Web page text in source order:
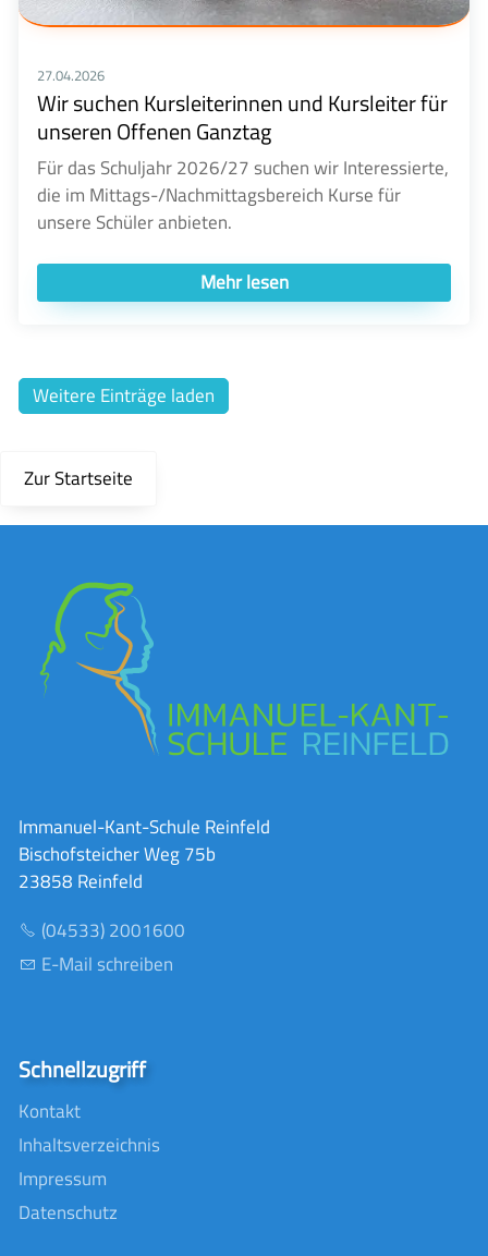
27.04.2026
Wir suchen Kursleiterinnen und Kursleiter für
unseren Offenen Ganztag
Für das Schuljahr 2026/27 suchen wir Interessierte,
die im Mittags-/Nachmittagsbereich Kurse für
unsere Schüler anbieten.
Mehr lesen
Weitere Einträge laden
Zur Startseite
Immanuel-Kant-Schule Reinfeld
Bischofsteicher Weg 75b
23858 Reinfeld
(04533) 2001600
E-Mail schreiben
Schnellzugriff
Kontakt
Inhaltsverzeichnis
Impressum
Datenschutz